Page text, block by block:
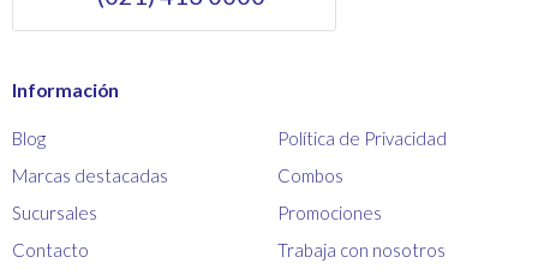
Información
Blog
Marcas destacadas
Sucursales
Contacto
Política de Privacidad
Combos
Promociones
Trabaja con nosotros